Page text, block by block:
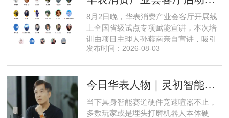
创始人、CEO 陈震纵观当前具
8月2日晚，华表消费产业会客厅开展线
上全国省级试点专项赋能宣讲，本次培
训由项目主理人孙燕南亲自宣讲，吸引
了来自贵州、河北、北京、天津、常
间盘活、私域变现、稳现金流搭建、试
现状，深度剖析行业双重发展困境
发布时间：2026-08-03
今日华表人物｜灵初智能CEO王启斌：押注千万级数据解锁具身智能质变
当下具身智能赛道硬件竞速喧嚣不止，
多数玩家或是埋头打磨机器人本体硬